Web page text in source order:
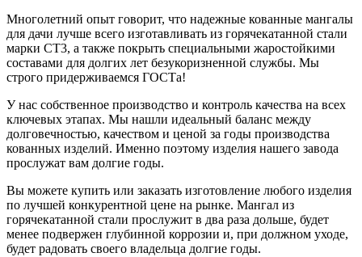
Многолетний опыт говорит, что надежные кованные мангалы
для дачи лучше всего изготавливать из горячекатанной стали
марки СТ3, а также покрыть специальными жаростойкими
составами для долгих лет безукоризненной службы. Мы
строго придерживаемся ГОСТа!
У нас собственное производство и контроль качества на всех
ключевых этапах. Мы нашли идеальный баланс между
долговечностью, качеством и ценой за годы производства
кованных изделий. Именно поэтому изделия нашего завода
прослужат вам долгие годы.
Вы можете купить или заказать изготовление любого изделия
по лучшей конкурентной цене на рынке. Мангал из
горячекатанной стали прослужит в два раза дольше, будет
менее подвержен глубинной коррозии и, при должном уходе,
будет радовать своего владельца долгие годы.